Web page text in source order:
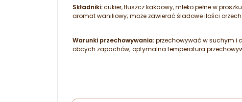
Składniki:cukier, tłuszcz kakaowy, mleko pełne w
aromat waniliowy; może zawierać śladowe ilości
Warunki przechowywania:przechowywać w suchym i
obcych zapachów; optymalna temperatura